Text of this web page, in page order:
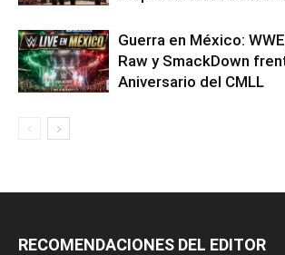
Guerra en México:
Raw y SmackDown
Aniversario del CMLL
RECOMENDACIONES DEL EDITOR